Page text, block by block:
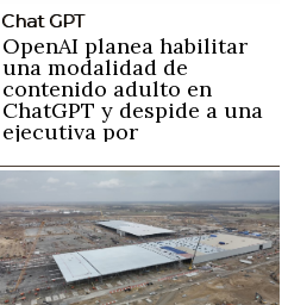
Chat GPT
OpenAI planea habilitar
una modalidad de
contenido adulto en
ChatGPT y despide a una
ejecutiva por
detección de contenidos
nocivos